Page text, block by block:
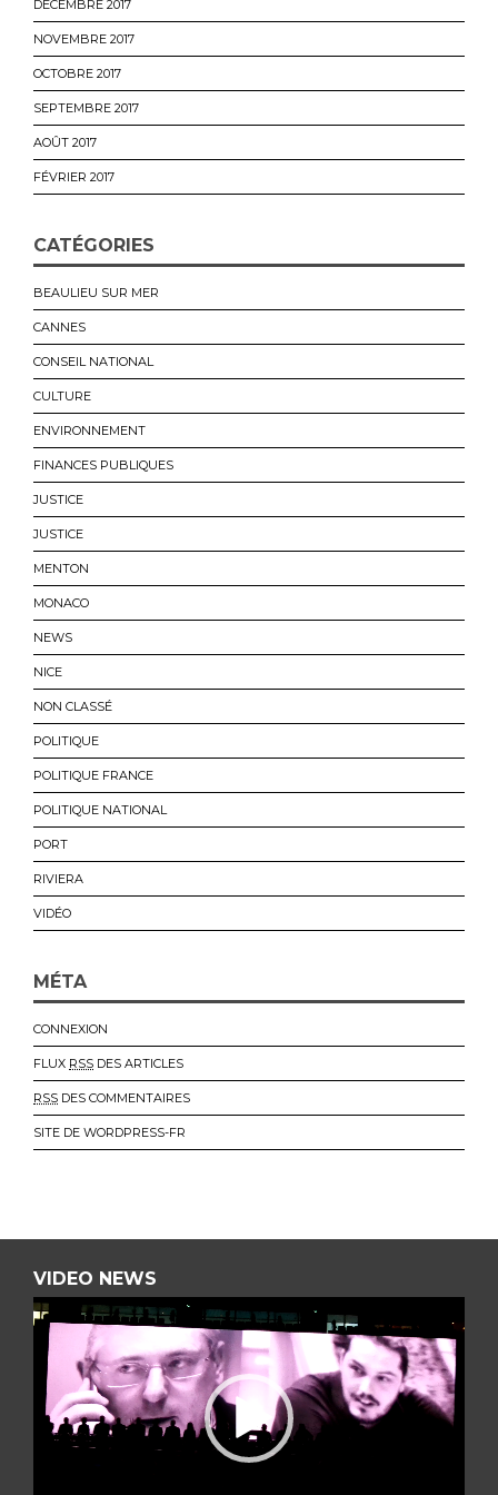
DÉCEMBRE 2017
NOVEMBRE 2017
OCTOBRE 2017
SEPTEMBRE 2017
AOÛT 2017
FÉVRIER 2017
CATÉGORIES
BEAULIEU SUR MER
CANNES
CONSEIL NATIONAL
CULTURE
ENVIRONNEMENT
FINANCES PUBLIQUES
JUSTICE
JUSTICE
MENTON
MONACO
NEWS
NICE
NON CLASSÉ
POLITIQUE
POLITIQUE FRANCE
POLITIQUE NATIONAL
PORT
RIVIERA
VIDÉO
MÉTA
CONNEXION
FLUX RSS DES ARTICLES
RSS DES COMMENTAIRES
SITE DE WORDPRESS-FR
VIDEO NEWS
L
C